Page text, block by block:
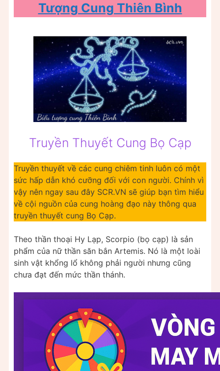
Tượng Cung Thiên Bình
Truyền Thuyết Cung Bọ Cạp
Truyền thuyết về các cung chiêm tinh luôn có một
sức hấp dẫn khó cưỡng đối với con người. Chính vì
vậy nên ngay sau đây SCR.VN sẽ giúp bạn tìm hiểu
về cội nguồn của cung hoàng đạo này thông qua
truyền thuyết cung Bọ Cạp.
Theo thần thoại Hy Lạp, Scorpio (bọ cạp) là sản
phẩm của nữ thần săn bắn Artemis. Nó là một loài
sinh vật khổng lổ không phải người nhưng cũng
chưa đạt đến mức thần thánh.